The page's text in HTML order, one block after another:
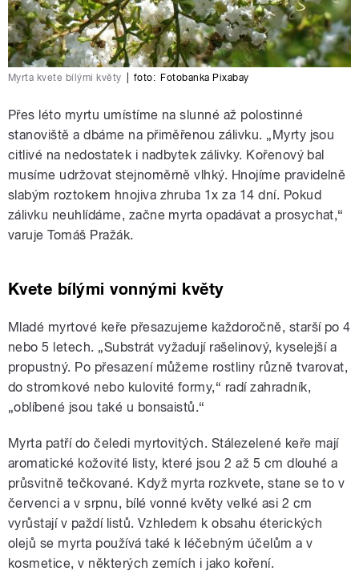
Myrta kvete bílými květy foto: Fotobanka Pixabay
Přes léto myrtu umístíme na slunné až polostinné
stanoviště a dbáme na přiměřenou zálivku. „Myrty jsou
citlivé na nedostatek i nadbytek zálivky. Kořenový bal
musíme udržovat stejnoměrně vlhký. Hnojíme pravidelně
slabým roztokem hnojiva zhruba 1x za 14 dní. Pokud
zálivku neuhlídáme, začne myrta opadávat a prosychat,“
varuje Tomáš Pražák.
Kvete bílými vonnými květy
Mladé myrtové keře přesazujeme každoročně, starší po 4
nebo 5 letech. „Substrát vyžadují rašelinový, kyselejší a
propustný. Po přesazení můžeme rostliny různě tvarovat,
do stromkové nebo kulovité formy,“ radí zahradník,
„oblíbené jsou také u bonsaistů.“
Myrta patří do čeledi myrtovitých. Stálezelené keře mají
aromatické kožovité listy, které jsou 2 až 5 cm dlouhé a
průsvitně tečkované. Když myrta rozkvete, stane se to v
červenci a v srpnu, bílé vonné květy velké asi 2 cm
vyrůstají v paždí listů. Vzhledem k obsahu éterických
olejů se myrta používá také k léčebným účelům a v
kosmetice, v některých zemích i jako koření.